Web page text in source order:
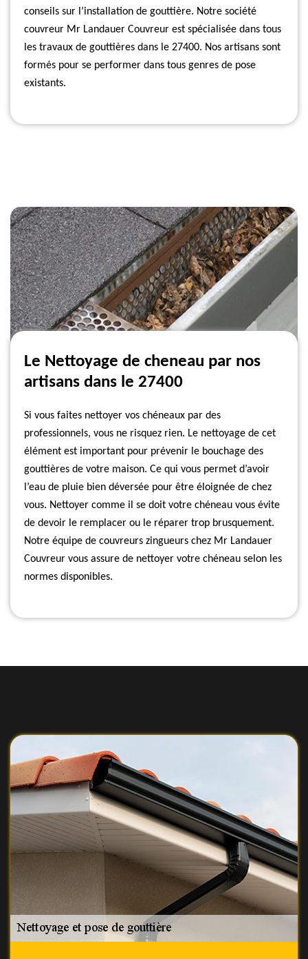
conseils sur l’installation de gouttière. Notre société
couvreur Mr Landauer Couvreur est spécialisée dans tous
les travaux de gouttières dans le 27400. Nos artisans sont
formés pour se performer dans tous genres de pose
existants.
Le Nettoyage de cheneau par nos
artisans dans le 27400
Si vous faites nettoyer vos chéneaux par des
professionnels, vous ne risquez rien. Le nettoyage de cet
élément est important pour prévenir le bouchage des
gouttières de votre maison. Ce qui vous permet d’avoir
l’eau de pluie bien déversée pour être éloignée de chez
vous. Nettoyer comme il se doit votre chéneau vous évite
de devoir le remplacer ou le réparer trop brusquement.
Notre équipe de couvreurs zingueurs chez Mr Landauer
Couvreur vous assure de nettoyer votre chéneau selon les
normes disponibles.